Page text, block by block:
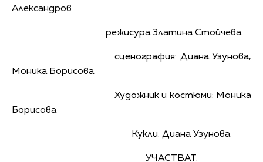
Александров
режисура Златина Стойчева
сценография: Диана Узунова,
Моника Борисова.
Художник и костюми: Моника
Борисова
Кукли: Диана Узунова
УЧАСТВАТ: